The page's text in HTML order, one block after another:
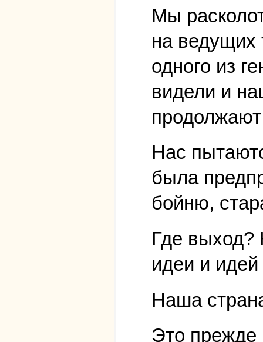
Мы
на ведущих
одного из
видели и
Нас
была
бойню,
Где выход?
идеи и
Наша
Это прежде